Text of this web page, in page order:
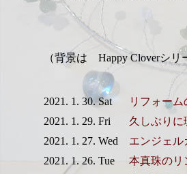
（背景は Happy Cloverシ
2021. 1. 30. Sat
リフォーム
2021. 1. 29. Fri
久しぶりに
2021. 1. 27. Wed
エンジェル
2021. 1. 26. Tue
本真珠のリ